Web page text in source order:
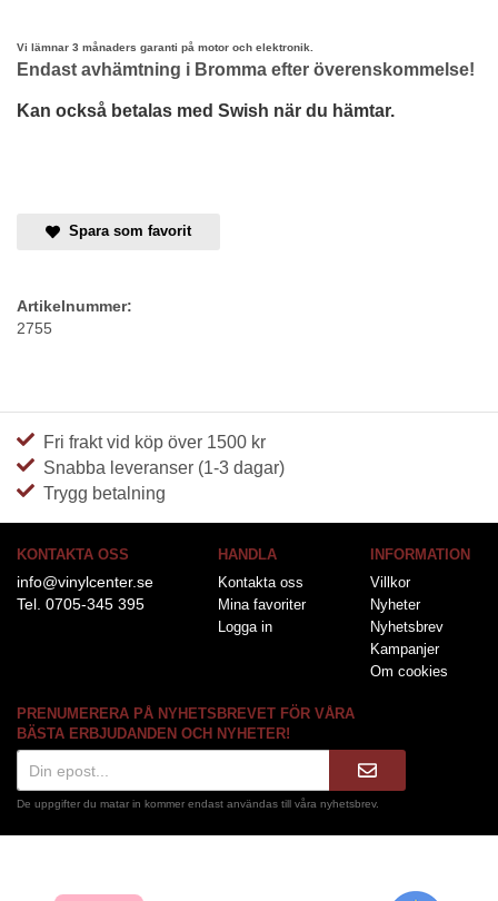
Vi lämnar 3 månaders garanti på motor och elektronik.
Endast avhämtning i Bromma efter överenskommelse!
Kan också betalas med Swish när du hämtar.
Spara som favorit
Artikelnummer:
2755
Fri frakt vid köp över 1500 kr
Snabba leveranser (1-3 dagar)
Trygg betalning
KONTAKTA OSS
info@vinylcenter.se
Tel. 0705-345 395
HANDLA
Kontakta oss
Mina favoriter
Logga in
INFORMATION
Villkor
Nyheter
Nyhetsbrev
Kampanjer
Om cookies
PRENUMERERA PÅ NYHETSBREVET FÖR VÅRA
BÄSTA ERBJUDANDEN OCH NYHETER!
De uppgifter du matar in kommer endast användas till våra nyhetsbrev.